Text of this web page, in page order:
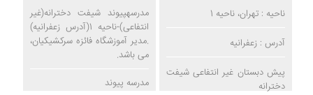
ناحیه : تهران، ناحیه 1
آدرس : زعفرانیه
پیش دبستان غیر انتفاعی شیفت
دخترانه
مدرسهپیوند شیفت دخترانه(غیر
انتفاعی)-ناحیه 1(آدرس زعفرانیه)
.مدیر آموزشگاه فائزه سرکشیکیان،
می باشد.
مدرسه پیوند